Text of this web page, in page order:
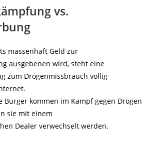
vs.
massenhaft Geld zur
ausgebenen wird, steht eine
zum Drogenmissbrauch völlig
Bürger kommen im Kampf gegen Drogen
sie mit einem
Dealer verwechselt werden.